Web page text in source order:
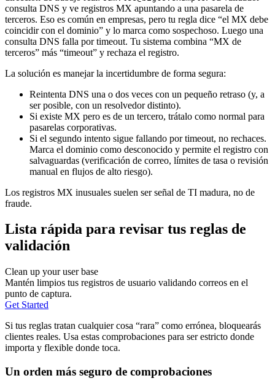
consulta DNS y ve registros MX apuntando a una pasarela de
terceros. Eso es común en empresas, pero tu regla dice “el MX debe
coincidir con el dominio” y lo marca como sospechoso. Luego una
consulta DNS falla por timeout. Tu sistema combina “MX de
terceros” más “timeout” y rechaza el registro.
La solución es manejar la incertidumbre de forma segura:
Reintenta DNS una o dos veces con un pequeño retraso (y, a
ser posible, con un resolvedor distinto).
Si existe MX pero es de un tercero, trátalo como normal para
pasarelas corporativas.
Si el segundo intento sigue fallando por timeout, no rechaces.
Marca el dominio como desconocido y permite el registro con
salvaguardas (verificación de correo, límites de tasa o revisión
manual en flujos de alto riesgo).
Los registros MX inusuales suelen ser señal de TI madura, no de
fraude.
Lista rápida para revisar tus reglas de
validación
Clean up your user base
Mantén limpios tus registros de usuario validando correos en el
punto de captura.
Get Started
Si tus reglas tratan cualquier cosa “rara” como errónea, bloquearás
clientes reales. Usa estas comprobaciones para ser estricto donde
importa y flexible donde toca.
Un orden más seguro de comprobaciones